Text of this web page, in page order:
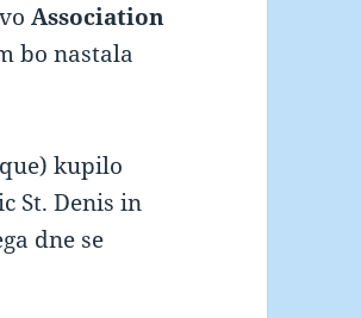
Association
bo nastala
kupilo
St. Denis in
dne se